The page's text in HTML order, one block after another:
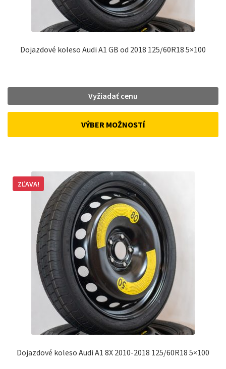
Dojazdové koleso Audi A1 GB od 2018 125/60R18 5×100
Vyžiadať cenu
VÝBER MOŽNOSTÍ
Dojazdové koleso Audi A1 8X 2010-2018 125/60R18 5×100
ZĽAVA!